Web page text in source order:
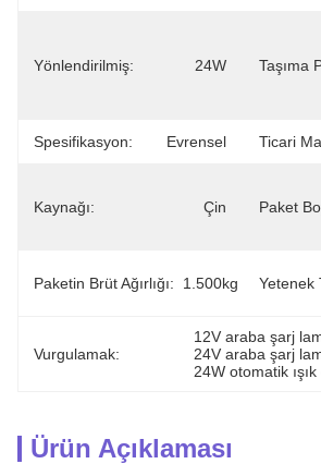
Yönlendirilmiş: 24W Taşıma
Spesifikasyon: Evrensel Ticari
Kaynağı: Çin Paket
Paketin Brüt Ağırlığı: 1.500kg Yetenek
Vurgulamak:
12V araba şarj
24V araba şarj
24W otomatik
Ürün Açıklaması